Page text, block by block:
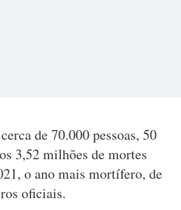
de 70.000 pessoas, 50
3,52 milhões de mortes
o ano mais mortífero, de
oficiais.